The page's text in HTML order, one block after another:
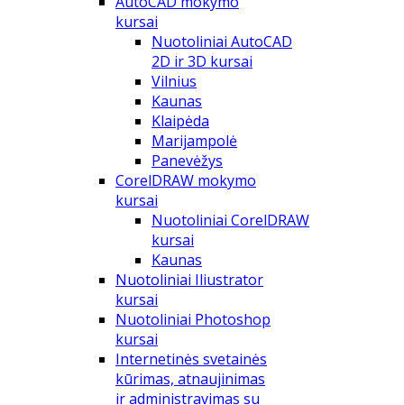
kursai
Nuotoliniai AutoCAD
2D ir 3D kursai
Vilnius
Kaunas
Klaipėda
Marijampolė
Panevėžys
CorelDRAW mokymo
kursai
Nuotoliniai CorelDRAW
kursai
Kaunas
Nuotoliniai Iliustrator
kursai
Nuotoliniai Photoshop
kursai
Internetinės svetainės
kūrimas, atnaujinimas
ir administravimas su